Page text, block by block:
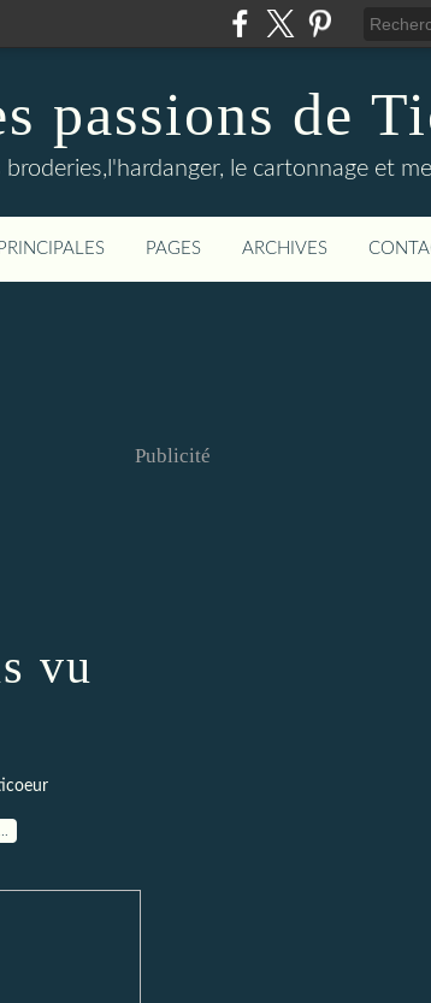
passions de
le cartonnage et
PAGES ARCHIVES
Publicité
vu